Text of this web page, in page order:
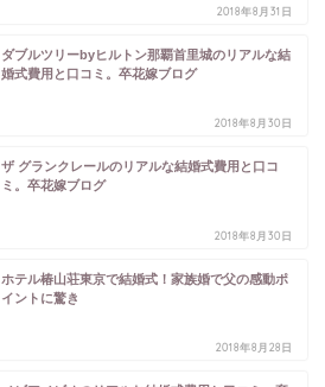
2018年8月31日
ダブルツリーbyヒルトン那覇首里城のリアルな結
婚式費用と口コミ。卒花嫁ブログ
2018年8月30日
ザ グランクレールのリアルな結婚式費用と口コ
ミ。卒花嫁ブログ
2018年8月30日
ホテル椿山荘東京で結婚式！家族婚で父の感動ポ
イントに驚き
2018年8月28日